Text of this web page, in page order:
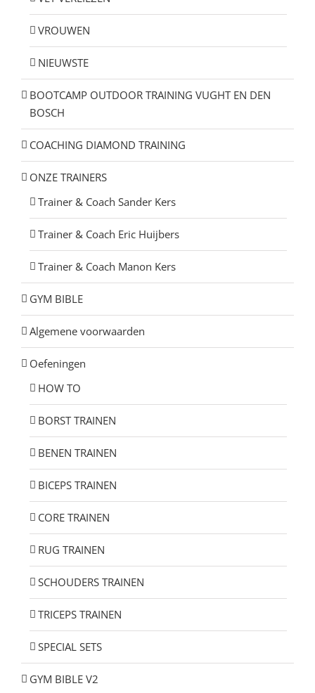
VROUWEN
NIEUWSTE
BOOTCAMP OUTDOOR TRAINING VUGHT EN DEN
BOSCH
COACHING DIAMOND TRAINING
ONZE TRAINERS
Trainer & Coach Sander Kers
Trainer & Coach Eric Huijbers
Trainer & Coach Manon Kers
GYM BIBLE
Algemene voorwaarden
Oefeningen
HOW TO
BORST TRAINEN
BENEN TRAINEN
BICEPS TRAINEN
CORE TRAINEN
RUG TRAINEN
SCHOUDERS TRAINEN
TRICEPS TRAINEN
SPECIAL SETS
GYM BIBLE V2